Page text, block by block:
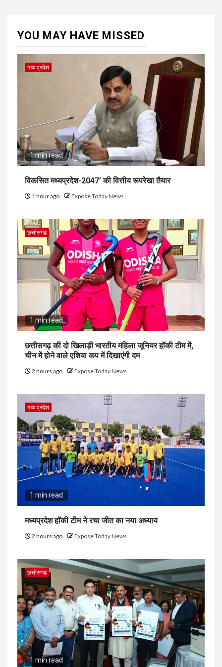
YOU MAY HAVE MISSED
मध्य प्रदेश
1 min read
विकसित मध्यप्रदेश-2047’ की वित्तीय रूपरेखा तैयार
1 hour ago Expose Today News
छत्तीसगढ
1 min read
छत्तीसगढ़ की दो खिलाड़ी भारतीय महिला जूनियर हॉकी टीम में,
चीन में होने वाले एशिया कप में दिखाएंगी दम
2 hours ago Expose Today News
मध्य प्रदेश
1 min read
मध्यप्रदेश हॉकी टीम ने रचा जीत का नया अध्याय
2 hours ago Expose Today News
छत्तीसगढ
1 min read